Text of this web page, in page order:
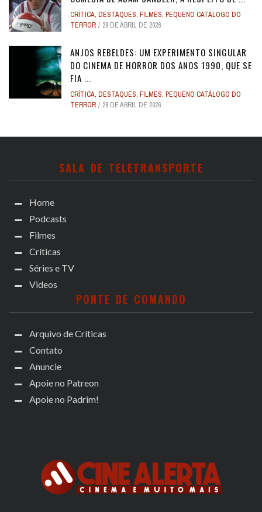
CRÍTICA, DESTAQUES, FILMES, PEQUENO CATÁLOGO DO
TERROR
29 DE ABRIL DE 2026
ANJOS REBELDES: UM EXPERIMENTO SINGULAR
DO CINEMA DE HORROR DOS ANOS 1990, QUE SE
FIA ...
CRÍTICA, DESTAQUES, FILMES, PEQUENO CATÁLOGO DO
TERROR
28 DE ABRIL DE 2026
SALA DE TELETRANSPORTE
Home
Podcasts
Filmes
Críticas
Séries e TV
Videos
PONTE DE COMANDO
Arquivo de Críticas
Contato
Anuncie
Apoie no Patreon
Apoie no Padrim!